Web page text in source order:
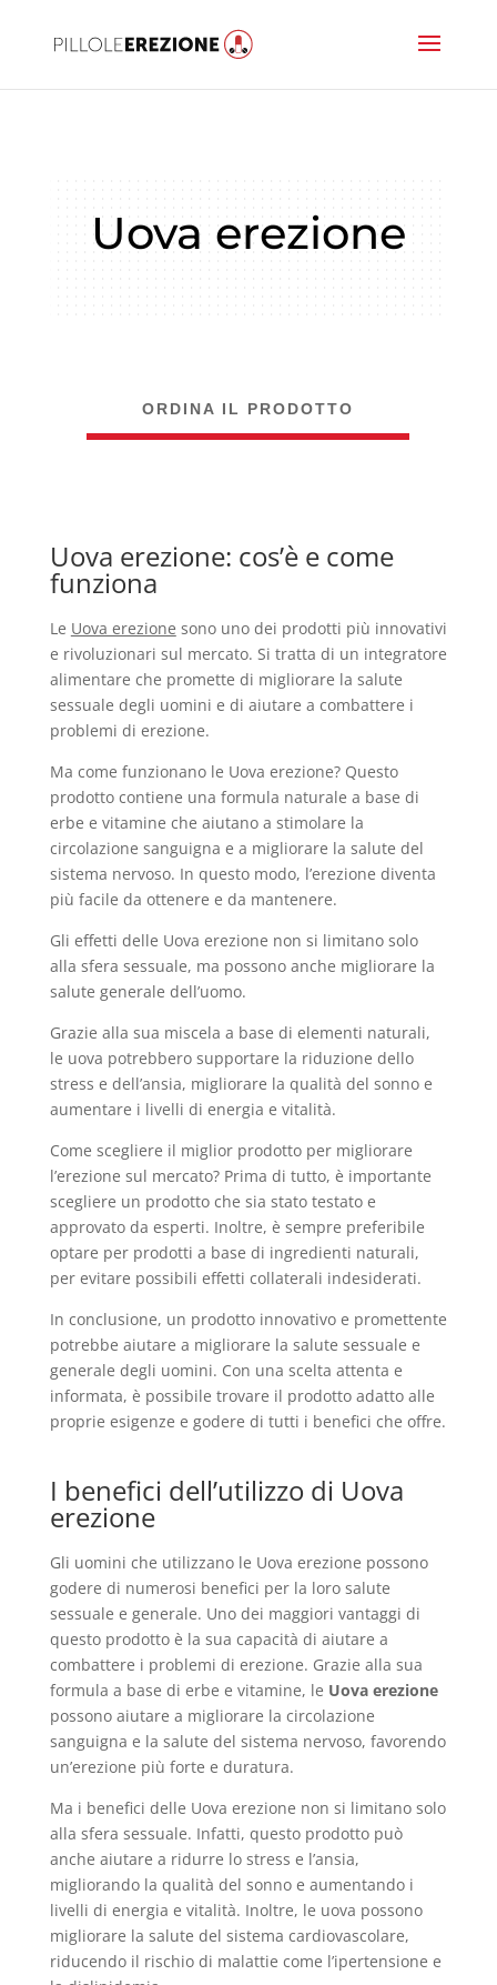
Uova erezione
ORDINA IL PRODOTTO
Uova erezione: cos’è e come
funziona
Le Uova erezione sono uno dei prodotti più innovativi
e rivoluzionari sul mercato. Si tratta di un integratore
alimentare che promette di migliorare la salute
sessuale degli uomini e di aiutare a combattere i
problemi di erezione.
Ma come funzionano le Uova erezione? Questo
prodotto contiene una formula naturale a base di
erbe e vitamine che aiutano a stimolare la
circolazione sanguigna e a migliorare la salute del
sistema nervoso. In questo modo, l’erezione diventa
più facile da ottenere e da mantenere.
Gli effetti delle Uova erezione non si limitano solo
alla sfera sessuale, ma possono anche migliorare la
salute generale dell’uomo.
Grazie alla sua miscela a base di elementi naturali,
le uova potrebbero supportare la riduzione dello
stress e dell’ansia, migliorare la qualità del sonno e
aumentare i livelli di energia e vitalità.
Come scegliere il miglior prodotto per migliorare
l’erezione sul mercato? Prima di tutto, è importante
scegliere un prodotto che sia stato testato e
approvato da esperti. Inoltre, è sempre preferibile
optare per prodotti a base di ingredienti naturali,
per evitare possibili effetti collaterali indesiderati.
In conclusione, un prodotto innovativo e promettente
potrebbe aiutare a migliorare la salute sessuale e
generale degli uomini. Con una scelta attenta e
informata, è possibile trovare il prodotto adatto alle
proprie esigenze e godere di tutti i benefici che offre.
I benefici dell’utilizzo di Uova
erezione
Gli uomini che utilizzano le Uova erezione possono
godere di numerosi benefici per la loro salute
sessuale e generale. Uno dei maggiori vantaggi di
questo prodotto è la sua capacità di aiutare a
combattere i problemi di erezione. Grazie alla sua
formula a base di erbe e vitamine, le Uova erezione
possono aiutare a migliorare la circolazione
sanguigna e la salute del sistema nervoso, favorendo
un’erezione più forte e duratura.
Ma i benefici delle Uova erezione non si limitano solo
alla sfera sessuale. Infatti, questo prodotto può
anche aiutare a ridurre lo stress e l’ansia,
migliorando la qualità del sonno e aumentando i
livelli di energia e vitalità. Inoltre, le uova possono
migliorare la salute del sistema cardiovascolare,
riducendo il rischio di malattie come l’ipertensione e